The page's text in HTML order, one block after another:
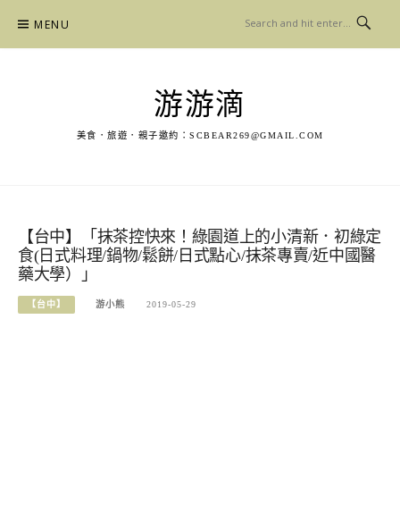
content
MENU
游游滴
美食．旅遊．親子邀約： SCBEAR269@GMAIL.COM
【台中】「抹茶控快來！綠園道上的小清新．初綠定
食(日式料理/鍋物/鬆餅/日式點心/抹茶專賣/近中國醫
藥大學）」
【台中】 游小熊 2019-05-29